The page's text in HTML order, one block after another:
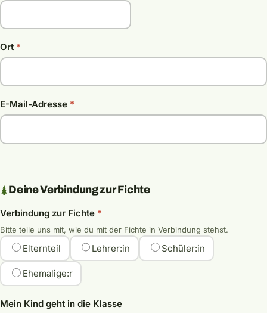
Ort *
E-Mail-Adresse *
Deine Verbindung zur Fichte
Verbindung zur Fichte *
Bitte teile uns mit, wie du mit der Fichte in Verbindung stehst.
Elternteil Lehrer:in Schüler:in
Ehemalige:r
Mein Kind geht in die Klasse